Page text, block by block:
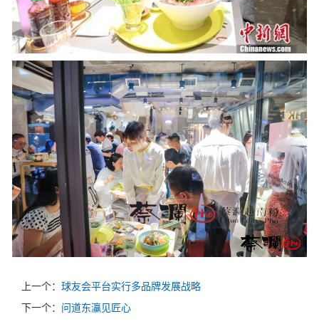
上一个： 球友会平台实行多品牌发展战略
下一个： 问道东灜见匠心